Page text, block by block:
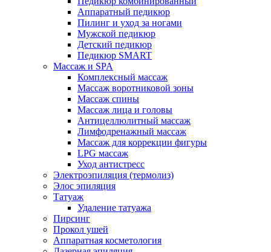
Аппаратный педикюр
Пилинг и уход за ногами
Мужской педикюр
Детский педикюр
Педикюр SMART
Массаж и SPA
Комплексный массаж
Массаж воротниковой зоны
Массаж спины
Массаж лица и головы
Антицеллюлитный массаж
Лимфодренажный массаж
Массаж для коррекции фигуры
LPG массаж
Уход антистресс
Электроэпиляция (термолиз)
Элос эпиляция
Татуаж
Удаление татуажа
Пирсинг
Прокол ушей
Аппаратная косметология